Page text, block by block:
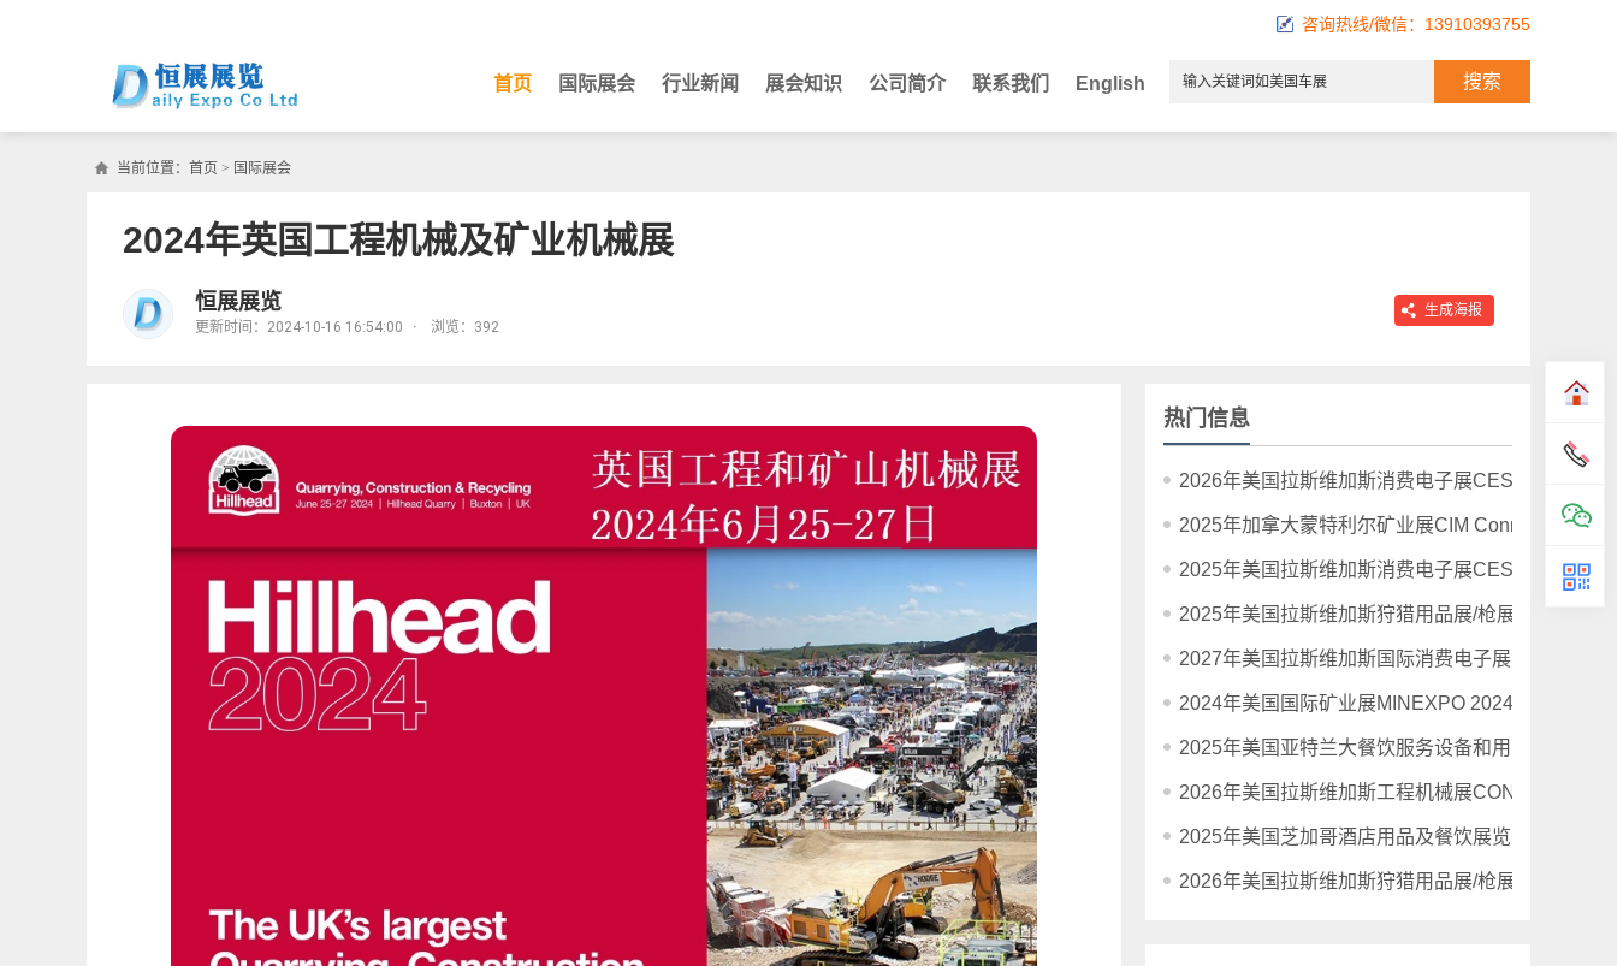
咨询热线/微信：13910393755
首页 国际展会 行业新闻 展会知识 公司简介 联系我们 English
当前位置： 首页 > 国际展会
2024年英国工程机械及矿业机械展
恒展展览
更新时间：2024-10-16 16:54:00 · 浏览： 392
生成海报
热门信息
2026年美国拉斯维加斯消费电子展CES 2026
2025年加拿大蒙特利尔矿业展CIM Connect
2025年美国拉斯维加斯消费电子展CES 2025
2025年美国拉斯维加斯狩猎用品展/枪展/射击展
2027年美国拉斯维加斯国际消费电子展览会
2024年美国国际矿业展MINEXPO 2024年9月24-26
2025年美国亚特兰大餐饮服务设备和用品展The
2026年美国拉斯维加斯工程机械展CONEXPO-
2025年美国芝加哥酒店用品及餐饮展览会NRA
2026年美国拉斯维加斯狩猎用品展/枪展/射击展